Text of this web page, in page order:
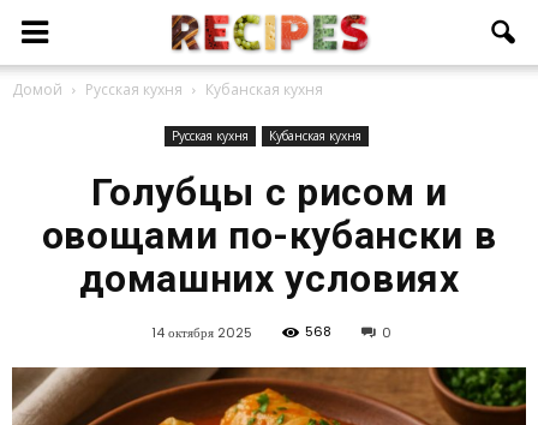
Домой Русская кухня Кубанская кухня
Русская кухня Кубанская кухня
Голубцы с рисом и
овощами по-кубански в
домашних условиях
14 октября 2025 568 0